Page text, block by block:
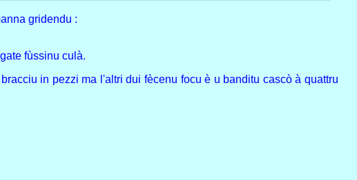
gridendu :
fùssinu culà.
in pezzi ma l'altri dui fècenu focu è u banditu cascò à quattru